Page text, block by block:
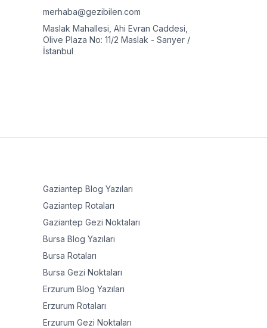
merhaba@gezibilen.com
Maslak Mahallesi, Ahi Evran Caddesi,
Olive Plaza No: 11/2 Maslak - Sarıyer /
İstanbul
Gaziantep Blog Yazıları
Gaziantep Rotaları
Gaziantep Gezi Noktaları
Bursa Blog Yazıları
Bursa Rotaları
Bursa Gezi Noktaları
Erzurum Blog Yazıları
Erzurum Rotaları
Erzurum Gezi Noktaları